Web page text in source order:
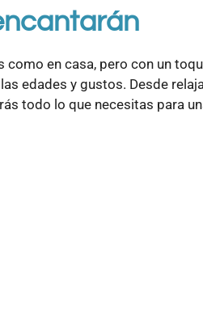
como en casa, pero con un
edades y gustos. Desde
todo lo que necesitas para